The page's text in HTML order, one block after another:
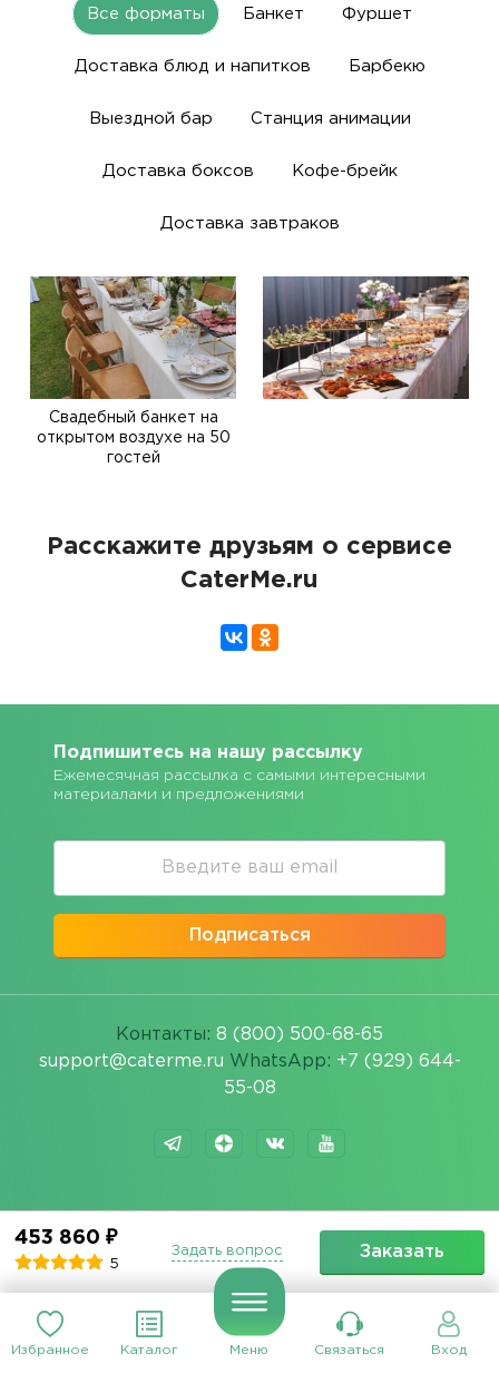
Избранное Каталог Меню Связаться Вход
453 860 ₽
5
Заказать
Задать вопрос
Все форматы Банкет Фуршет
Доставка блюд и напитков Барбекю
Выездной бар Станция анимации
Доставка боксов Кофе-брейк
Доставка завтраков
Свадебный банкет на
открытом воздухе на 50
гостей
Расскажите друзьям о сервисе
CaterMe.ru
Подпишитесь на нашу рассылку
Ежемесячная рассылка с самыми интересными
материалами и предложениями
Подписаться
Контакты: 8 (800) 500-68-65
support@caterme.ru WhatsApp: +7 (929) 644-
55-08
Банкет
Доставка еды